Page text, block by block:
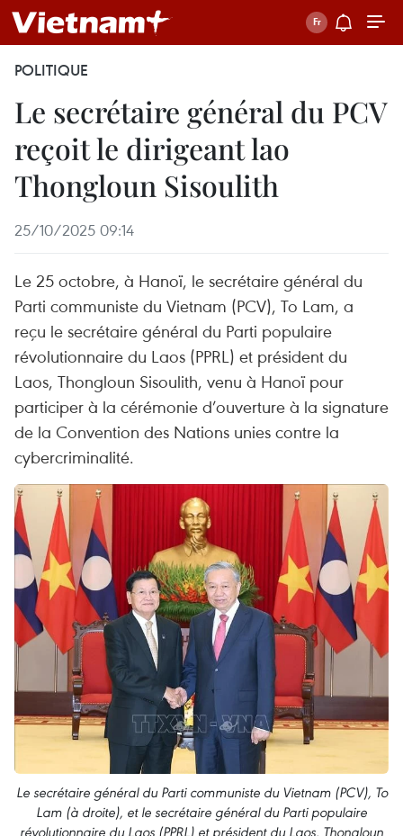
POLITIQUE
Le secrétaire général du PCV
reçoit le dirigeant lao
Thongloun Sisoulith
25/10/2025 09:14
Le 25 octobre, à Hanoï, le secrétaire général du
Parti communiste du Vietnam (PCV), To Lam, a
reçu le secrétaire général du Parti populaire
révolutionnaire du Laos (PPRL) et président du
Laos, Thongloun Sisoulith, venu à Hanoï pour
participer à la cérémonie d’ouverture à la signature
de la Convention des Nations unies contre la
cybercriminalité.
Le secrétaire général du Parti communiste du Vietnam (PCV), To
Lam (à droite), et le secrétaire général du Parti populaire
révolutionnaire du Laos (PPRL) et président du Laos, Thongloun